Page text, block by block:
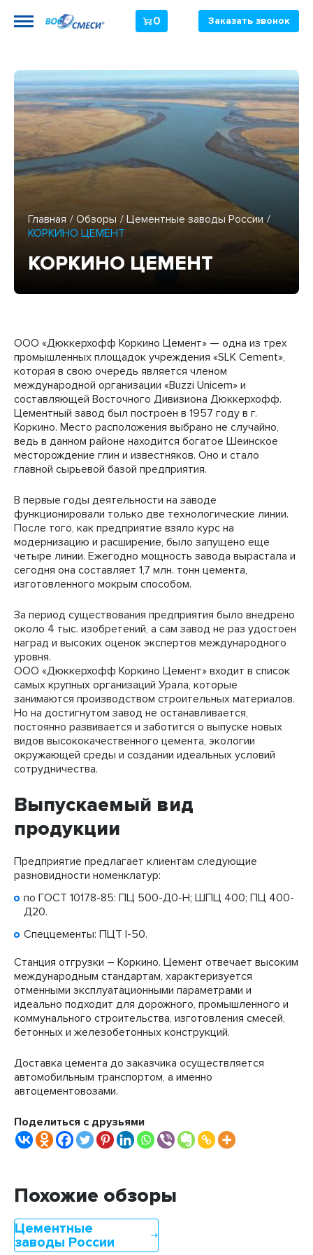
0 Заказать звонок
Главная Обзоры
Цементные заводы России
КОРКИНО ЦЕМЕНТ
КОРКИНО ЦЕМЕНТ
ООО «Дюккерхофф Коркино Цемент» — одна из трех
промышленных площадок учреждения «SLK Cement»,
которая в свою очередь является членом
международной организации «Buzzi Unicem» и
составляющей Восточного Дивизиона Дюккерхофф.
Цементный завод был построен в 1957 году в г.
Коркино. Место расположения выбрано не случайно,
ведь в данном районе находится богатое Шеинское
месторождение глин и известняков. Оно и стало
главной сырьевой базой предприятия.
В первые годы деятельности на заводе
функционировали только две технологические линии.
После того, как предприятие взяло курс на
модернизацию и расширение, было запущено еще
четыре линии. Ежегодно мощность завода вырастала и
сегодня она составляет 1,7 млн. тонн цемента,
изготовленного мокрым способом.
За период существования предприятия было внедрено
около 4 тыс. изобретений, а сам завод не раз удостоен
наград и высоких оценок экспертов международного
уровня.
ООО «Дюккерхофф Коркино Цемент» входит в список
самых крупных организаций Урала, которые
занимаются производством строительных материалов.
Но на достигнутом завод не останавливается,
постоянно развивается и заботится о выпуске новых
видов высококачественного цемента, экологии
окружающей среды и создании идеальных условий
сотрудничества.
Выпускаемый вид
продукции
Предприятие предлагает клиентам следующие
разновидности номенклатур:
по ГОСТ 10178-85: ПЦ 500-Д0-Н; ШПЦ 400; ПЦ 400-
Д20.
Спеццементы: ПЦТ I-50.
Станция отгрузки – Коркино. Цемент отвечает высоким
международным стандартам, характеризуется
отменными эксплуатационными параметрами и
идеально подходит для дорожного, промышленного и
коммунального строительства, изготовления смесей,
бетонных и железобетонных конструкций.
Доставка цемента до заказчика осуществляется
автомобильным транспортом, а именно
автоцементовозами.
Поделиться с друзьями
Похожие обзоры
Цементные
заводы России